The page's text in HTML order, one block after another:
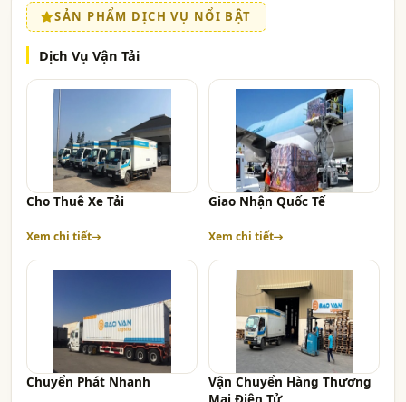
SẢN PHẨM DỊCH VỤ NỔI BẬT
Dịch Vụ Vận Tải
Cho Thuê Xe Tải
Xem chi tiết
Giao Nhận Quốc Tế
Xem chi tiết
Chuyển Phát Nhanh
Vận Chuyển Hàng Thương